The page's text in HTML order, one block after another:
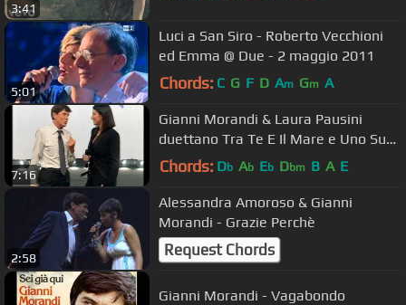
3:41
5:01
Luci a San Siro - Roberto Vecchioni
ed Emma @ Due - 2 maggio 2011
Chords: C G F D Am Gm A
7:16
Gianni Morandi & Laura Pausini
duettano Tra Te E Il Mare e Uno Su
Mille - GRAZIE A TUTTI 29/11/2009
Chords: Db Ab Eb Dbm B A E
2:58
Alessandra Amoroso & Gianni
Morandi - Grazie Perchè
Request Chords
Gianni Morandi - Vagabondo